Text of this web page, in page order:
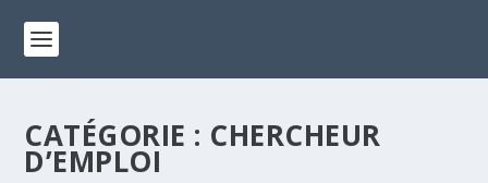
CATÉGORIE : CHERCHEUR
D’EMPLOI